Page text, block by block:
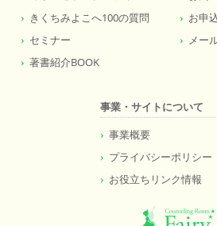
きくちみよこへ100の質問
セミナー
著書紹介BOOK
お申
メー
事業・サイトについて
事業概要
プライバシーポリシー
お役立ちリンク情報